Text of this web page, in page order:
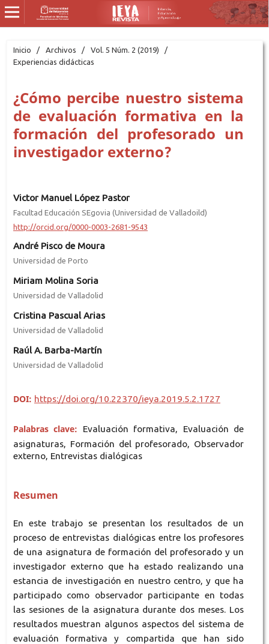
Inicio / Archivos / Vol. 5 Núm. 2 (2019)
/
Experiencias didácticas
¿Cómo percibe nuestro sistema
de evaluación formativa en la
formación del profesorado un
investigador externo?
Victor Manuel López Pastor
Facultad Educación SEgovia (Universidad de Valladoild)
http://orcid.org/0000-0003-2681-9543
André Pisco de Moura
Universidad de Porto
Miriam Molina Soria
Universidad de Valladolid
Cristina Pascual Arias
Universidad de Valladolid
Raúl A. Barba-Martín
Universidad de Valladolid
DOI: https://doi.org/10.22370/ieya.2019.5.2.1727
Palabras clave:
Evaluación formativa, Evaluación de
asignaturas, Formación del profesorado, Observador
externo, Entrevistas dialógicas
Resumen
En este trabajo se presentan los resultados de un
proceso de entrevistas dialógicas entre los profesores
de una asignatura de formación del profesorado y un
investigador externo que ha estado realizando una
estancia de investigación en nuestro centro, y que ha
participado como observador participante en todas
las sesiones de la asignatura durante dos meses. Los
resultados muestran algunos aspectos del sistema de
evaluación formativa y compartida que han sido